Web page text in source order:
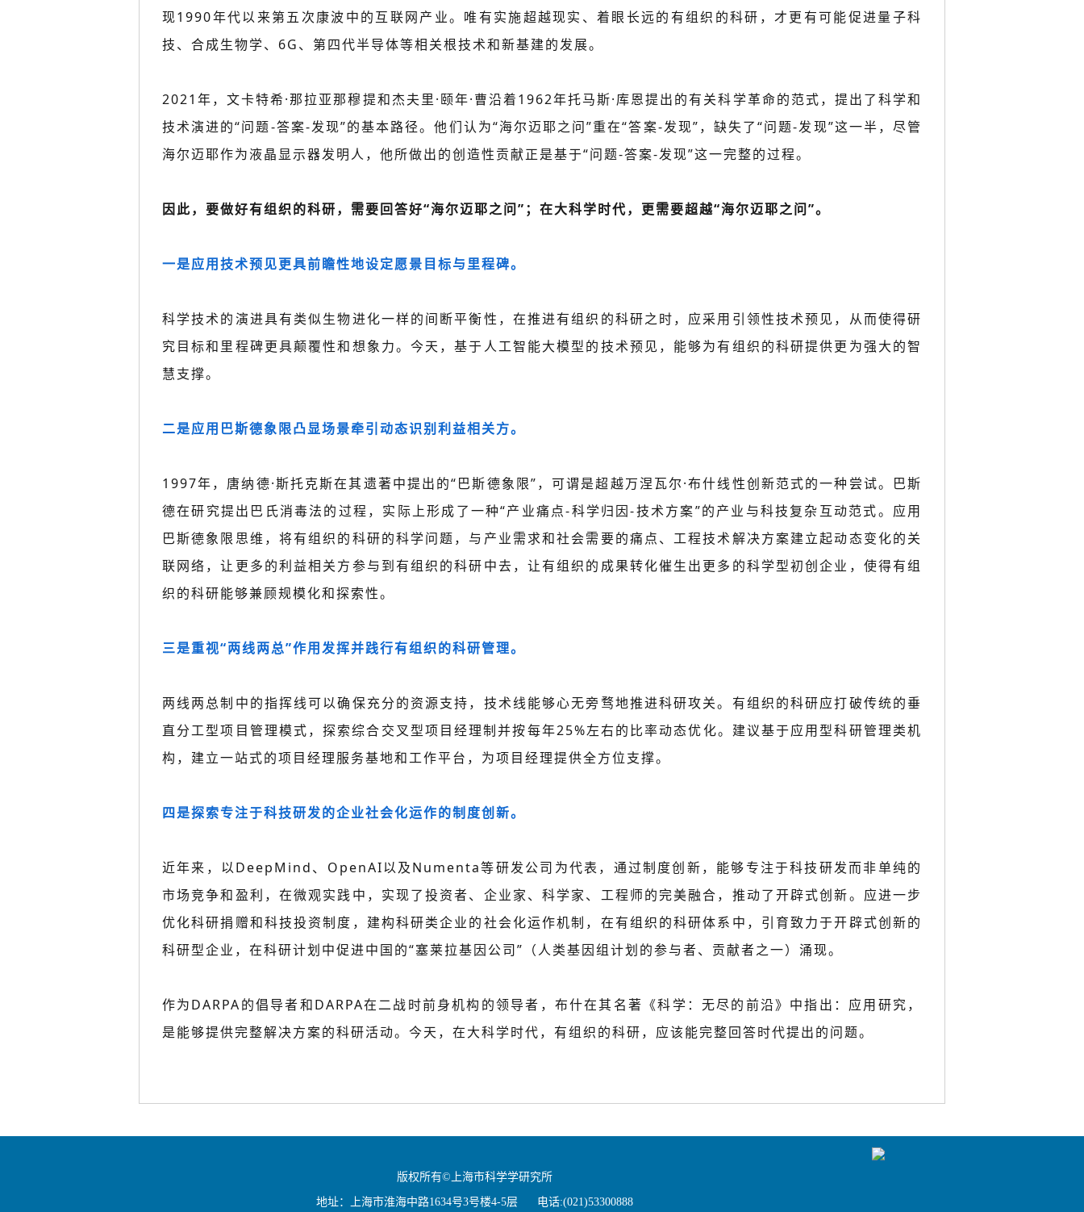
现1990年代以来第五次康波中的互联网产业。唯有实施超越现实、着眼长远的有组织的科研，才更有可能促进量子科
技、合成生物学、6G、第四代半导体等相关根技术和新基建的发展。
2021年，文卡特希·那拉亚那穆提和杰夫里·颐年·曹沿着1962年托马斯·库恩提出的有关科学革命的范式，提出了科学和
技术演进的“问题-答案-发现”的基本路径。他们认为“海尔迈耶之问”重在“答案-发现”，缺失了“问题-发现”这一半，尽管
海尔迈耶作为液晶显示器发明人，他所做出的创造性贡献正是基于“问题-答案-发现”这一完整的过程。
因此，要做好有组织的科研，需要回答好“海尔迈耶之问”；在大科学时代，更需要超越“海尔迈耶之问”。
一是应用技术预见更具前瞻性地设定愿景目标与里程碑。
科学技术的演进具有类似生物进化一样的间断平衡性，在推进有组织的科研之时，应采用引领性技术预见，从而使得研
究目标和里程碑更具颠覆性和想象力。今天，基于人工智能大模型的技术预见，能够为有组织的科研提供更为强大的智
慧支撑。
二是应用巴斯德象限凸显场景牵引动态识别利益相关方。
1997年，唐纳德·斯托克斯在其遗著中提出的“巴斯德象限”，可谓是超越万涅瓦尔·布什线性创新范式的一种尝试。巴斯
德在研究提出巴氏消毒法的过程，实际上形成了一种“产业痛点-科学归因-技术方案”的产业与科技复杂互动范式。应用
巴斯德象限思维，将有组织的科研的科学问题，与产业需求和社会需要的痛点、工程技术解决方案建立起动态变化的关
联网络，让更多的利益相关方参与到有组织的科研中去，让有组织的成果转化催生出更多的科学型初创企业，使得有组
织的科研能够兼顾规模化和探索性。
三是重视“两线两总”作用发挥并践行有组织的科研管理。
两线两总制中的指挥线可以确保充分的资源支持，技术线能够心无旁骛地推进科研攻关。有组织的科研应打破传统的垂
直分工型项目管理模式，探索综合交叉型项目经理制并按每年25%左右的比率动态优化。建议基于应用型科研管理类机
构，建立一站式的项目经理服务基地和工作平台，为项目经理提供全方位支撑。
四是探索专注于科技研发的企业社会化运作的制度创新。
近年来，以DeepMind、OpenAI以及Numenta等研发公司为代表，通过制度创新，能够专注于科技研发而非单纯的
市场竞争和盈利，在微观实践中，实现了投资者、企业家、科学家、工程师的完美融合，推动了开辟式创新。应进一步
优化科研捐赠和科技投资制度，建构科研类企业的社会化运作机制，在有组织的科研体系中，引育致力于开辟式创新的
科研型企业，在科研计划中促进中国的“塞莱拉基因公司”（人类基因组计划的参与者、贡献者之一）涌现。
作为DARPA的倡导者和DARPA在二战时前身机构的领导者，布什在其名著《科学：无尽的前沿》中指出：应用研究，
是能够提供完整解决方案的科研活动。今天，在大科学时代，有组织的科研，应该能完整回答时代提出的问题。
版权所有©上海市科学学研究所
地址：上海市淮海中路1634号3号楼4-5层 电话:(021)53300888